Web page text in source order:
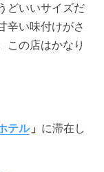
どいいサイズだ
辛い味付けがさ
この店はかなり
テル 」 に滞在し